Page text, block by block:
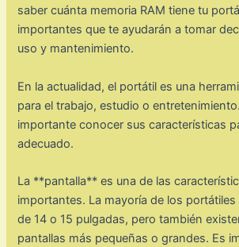
saber cuánta memoria RAM tiene tu
importantes que te ayudarán a tomar
uso y mantenimiento.
En la actualidad, el portátil es una
para el trabajo, estudio o
importante conocer sus características
adecuado.
La **pantalla** es una de las
importantes. La mayoría de los
de 14 o 15 pulgadas, pero también
pantallas más pequeñas o grandes. Es